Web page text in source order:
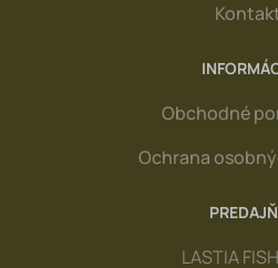
Obchodné
Ochrana
LASTIA